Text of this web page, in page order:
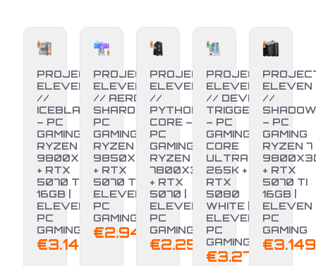
PROJECT
ELEVEN
//
ICEBLADE
– PC
GAMING
RYZEN 7
9800X3D
+ RTX
5070 TI
16GB |
ELEVEN
PC
GAMING
€3.149,00
PROJECT
ELEVEN
// AERO
SHARD –
PC
GAMING
RYZEN 7
9850X3D
+ RTX
5070 TI |
ELEVEN
PC
GAMING
€2.949,00
PROJECT
ELEVEN
//
PYTHON
CORE –
PC
GAMING
RYZEN 7
7800X3D
+ RTX
5070 |
ELEVEN
PC
GAMING
€2.250,00
PROJECT
ELEVEN
// DEVIL
TRIGGER
– PC
GAMING
CORE
ULTRA 7
265K +
RTX
5080
WHITE |
ELEVEN
PC
GAMING
€3.279,00
ELEVEN
//
SHADOW
– PC
GAMING
RYZEN 7
+ RTX
5070 TI
16GB |
ELEVEN
PC
GAMING
€